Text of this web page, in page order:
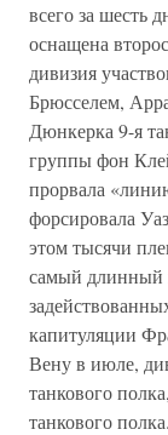
всего за шесть
оснащена
дивизия
Брюсселем,
Дюнкерка 9-я
группы фон
прорвала
форсировала
этом тысячи
самый длинный
капитуляции
Вену в июле,
танкового
танкового